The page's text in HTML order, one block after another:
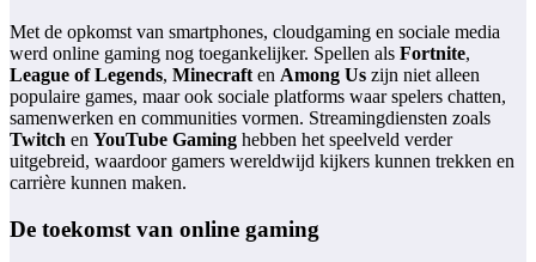
Met de opkomst van smartphones, cloudgaming en sociale media
werd online gaming nog toegankelijker. Spellen als Fortnite,
League of Legends, Minecraft en Among Us zijn niet alleen
populaire games, maar ook sociale platforms waar spelers chatten,
samenwerken en communities vormen. Streamingdiensten zoals
Twitch en YouTube Gaming hebben het speelveld verder
uitgebreid, waardoor gamers wereldwijd kijkers kunnen trekken en
carrière kunnen maken.
De toekomst van online gaming